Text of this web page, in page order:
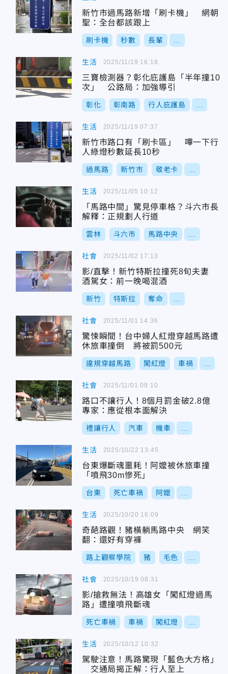
新竹市過馬路新增「刷卡機」 網朝
聖：全台都該跟上
刷卡機 秒數 長輩
生活
三寶檢測器？彰化庇護島「半年撞10
次」 公路局：加強導引
彰化 彰南路 行人庇護島
2025/11/19 16:18
生活
新竹市路口有「刷卡區」 嗶一下行
人綠燈秒數延長10秒
過馬路 新竹市 敬老卡
2025/11/19 07:37
生活
「馬路中間」驚見停車格？斗六市長
解釋：正規劃人行道
雲林 斗六市 馬路中央
2025/11/05 10:12
社會
影/直擊！新竹特斯拉撞死8旬夫妻
酒駕女：前一晚喝混酒
新竹 特斯拉 奪命
2025/11/02 17:13
社會
驚悚瞬間！台中婦人紅燈穿越馬路遭
休旅車撞倒 將被罰500元
違規穿越馬路 闖紅燈 車禍
2025/11/01 14:36
社會
路口不讓行人！8個月罰金破2.8億
專家：應從根本面解決
禮讓行人 汽車 機車
2025/11/01 09:10
生活
台東爆斷魂噩耗！阿嬤被休旅車撞
「噴飛30m慘死」
台東 死亡車禍 阿嬤
2025/10/22 13:45
生活
奇葩路觀！豬橫躺馬路中央 網笑
翻：還好有穿褲
路上觀察學院 豬 毛色
2025/10/20 16:09
社會
影/搶救無法！高雄女「闖紅燈過馬
路」遭撞噴飛斷魂
死亡車禍 車禍 闖紅燈
2025/10/19 08:31
生活
駕駛注意！馬路驚現「藍色大方格」
交通局揭正解：行人至上
2025/10/12 10:32